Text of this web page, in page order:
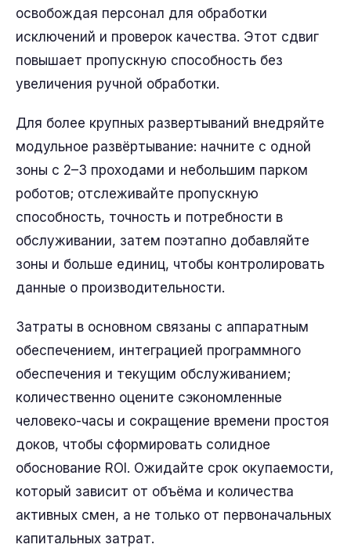
освобождая персонал для обработки
исключений и проверок качества. Этот сдвиг
повышает пропускную способность без
увеличения ручной обработки.
Для более крупных развертываний внедряйте
модульное развёртывание: начните с одной
зоны с 2–3 проходами и небольшим парком
роботов; отслеживайте пропускную
способность, точность и потребности в
обслуживании, затем поэтапно добавляйте
зоны и больше единиц, чтобы контролировать
данные о производительности.
Затраты в основном связаны с аппаратным
обеспечением, интеграцией программного
обеспечения и текущим обслуживанием;
количественно оцените сэкономленные
человеко-часы и сокращение времени простоя
доков, чтобы сформировать солидное
обоснование ROI. Ожидайте срок окупаемости,
который зависит от объёма и количества
активных смен, а не только от первоначальных
капитальных затрат.